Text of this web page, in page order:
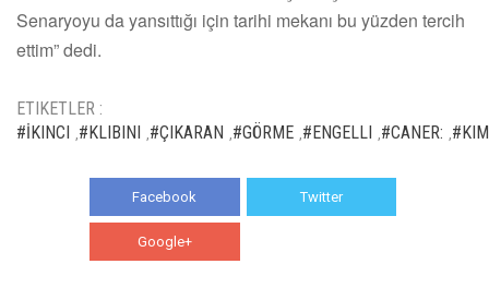
Senaryoyu da yansıttığı için tarihi mekanı bu yüzden tercih
ettim” dedi.
ETIKETLER :
#İKINCI #KLIBINI #ÇIKARAN #GÖRME #ENGELLI #CANER:
Facebook Twitter
Google+